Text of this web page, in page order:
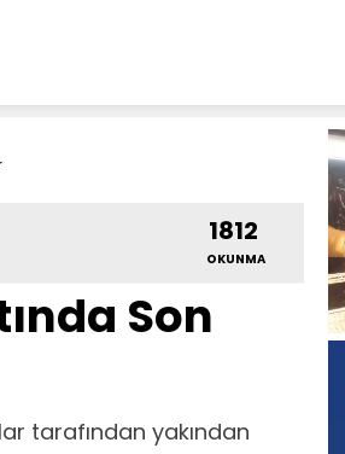
1812
OKUNMA
Son
tarafından yakından